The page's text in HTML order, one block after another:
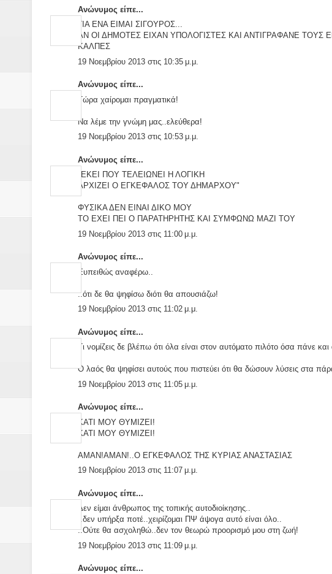
Ανώνυμος είπε...
ΓΙΑ ΕΝΑ ΕΙΜΑΙ ΣΙΓΟΥΡΟΣ...
ΑΝ ΟΙ ΔΗΜΟΤΕΣ ΕΙΧΑΝ ΥΠΟΛΟΓΙΣΤΕΣ ΚΑΙ ΑΝΤΙΓΡΑΦΑΝΕ
ΚΑΛΠΕΣ
19 Νοεμβρίου 2013 στις 10:35 μ.μ.
Ανώνυμος είπε...
Τώρα χαίρομαι πραγματικά!
Να λέμε την γνώμη μας..ελεύθερα!
19 Νοεμβρίου 2013 στις 10:53 μ.μ.
Ανώνυμος είπε...
"ΕΚΕΙ ΠΟΥ ΤΕΛΕΙΩΝΕΙ Η ΛΟΓΙΚΗ
ΑΡΧΙΖΕΙ Ο ΕΓΚΕΦΑΛΟΣ ΤΟΥ ΔΗΜΑΡΧΟΥ"
ΦΥΣΙΚΑ ΔΕΝ ΕΙΝΑΙ ΔΙΚΟ ΜΟΥ
ΤΟ ΕΧΕΙ ΠΕΙ Ο ΠΑΡΑΤΗΡΗΤΗΣ ΚΑΙ ΣΥΜΦΩΝΩ ΜΑΖΙ ΤΟΥ
19 Νοεμβρίου 2013 στις 11:00 μ.μ.
Ανώνυμος είπε...
Ευπειθώς αναφέρω..
..ότι δε θα ψηφίσω διότι θα απουσιάζω!
19 Νοεμβρίου 2013 στις 11:02 μ.μ.
Ανώνυμος είπε...
Τι νομίζεις δε βλέπω ότι όλα είναι στον αυτόματο πιλότο όσα πάνε
Ο λαός θα ψηφίσει αυτούς που πιστεύει ότι θα δώσουν λύσεις στα
19 Νοεμβρίου 2013 στις 11:05 μ.μ.
Ανώνυμος είπε...
ΚΑΤΙ ΜΟΥ ΘΥΜΙΖΕΙ!
ΚΑΤΙ ΜΟΥ ΘΥΜΙΖΕΙ!
ΑΜΑΝ!ΑΜΑΝ!..Ο ΕΓΚΕΦΑΛΟΣ ΤΗΣ ΚΥΡΙΑΣ ΑΝΑΣΤΑΣΙΑΣ
19 Νοεμβρίου 2013 στις 11:07 μ.μ.
Ανώνυμος είπε...
Δεν είμαι άνθρωπος της τοπικής αυτοδιοίκησης..
..δεν υπήρξα ποτέ..χειρίζομαι ΠΨ άψογα αυτό είναι όλο..
..Ούτε θα ασχοληθώ..δεν τον θεωρώ προορισμό μου στη ζωή!
19 Νοεμβρίου 2013 στις 11:09 μ.μ.
Ανώνυμος είπε...